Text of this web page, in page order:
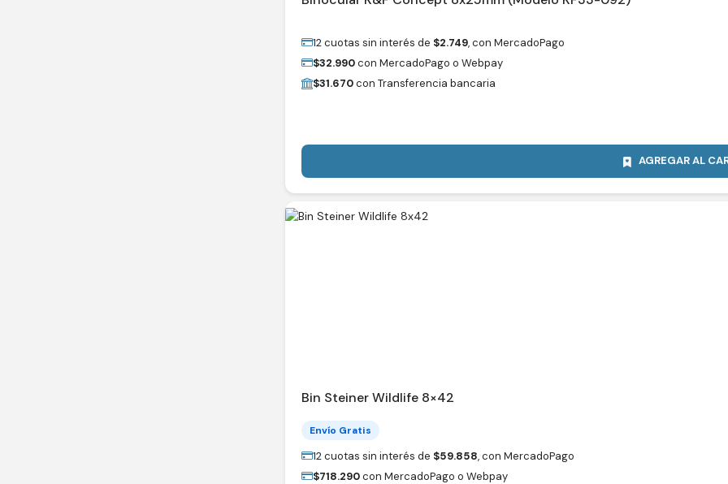
12 cuotas sin interés de $2.749, con MercadoPago
$32.990con MercadoPago o Webpay
$31.670con Transferencia bancaria
AGREGAR AL
Bin Steiner Wildlife 8×42
Envío Gratis
12 cuotas sin interés de $59.858, con MercadoPago
$718.290con MercadoPago o Webpay